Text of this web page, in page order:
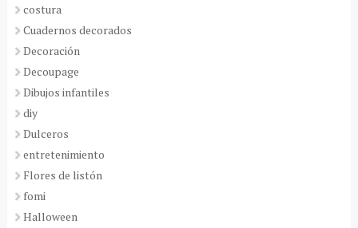
costura
Cuadernos decorados
Decoración
Decoupage
Dibujos infantiles
diy
Dulceros
entretenimiento
Flores de listón
fomi
Halloween